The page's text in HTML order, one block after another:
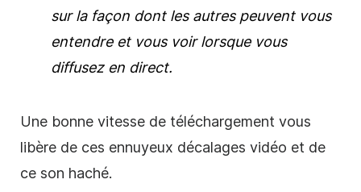
sur la façon dont les autres peuvent vous
entendre et vous voir lorsque vous
diffusez en direct.
Une bonne vitesse de téléchargement vous
libère de ces ennuyeux décalages vidéo et de
ce son haché.